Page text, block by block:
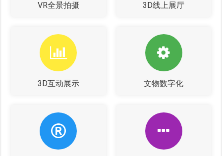
VR全景拍摄 3D线上展厅
3D互动展示 文物数字化